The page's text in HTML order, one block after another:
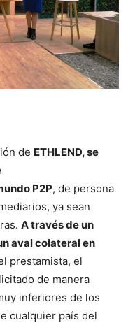
de ETHLEND, se
P2P, de persona
ya sean
A través de un
aval colateral en
prestamista, el
de manera
inferiores de los
cualquier país del